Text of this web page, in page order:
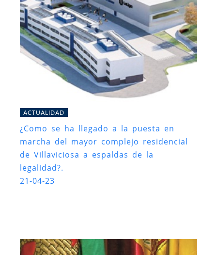
ACTUALIDAD
¿Como se ha llegado a la puesta en
marcha del mayor complejo residencial
de Villaviciosa a espaldas de la
legalidad?.
21-04-23